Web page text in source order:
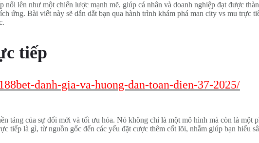
lên như một chiến lược mạnh mẽ, giúp cá nhân và doanh nghiệp đạt được
ứng. Bài viết này sẽ dẫn dắt bạn qua hành trình khám phá man city vs mu trực
tiếp
danh-gia-va-huong-dan-toan-dien-37-2025/
tảng của sự đổi mới và tối ưu hóa. Nó không chỉ là một mô hình mà còn là một
tiếp là gì, từ nguồn gốc đến các yếu đặt cược thêm cốt lõi, nhằm giúp bạn hiểu